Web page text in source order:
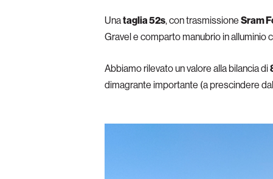
Unataglia 52s, con trasmissione Sram
Gravel e comparto manubrio in alluminio
Abbiamo rilevato un valore alla bilancia di
dimagrante importante (a prescindere